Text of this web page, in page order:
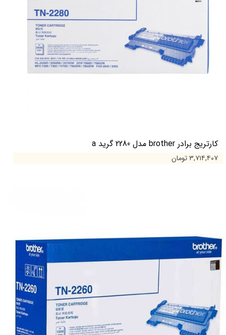
کارتریج برادر brother مدل 2280 گرید a
۳,۷۱۴,۴۰۷ تومان